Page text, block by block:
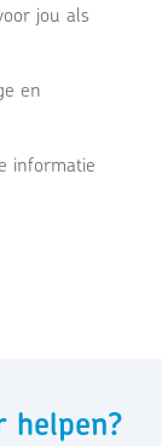
jou als
en
informatie
helpen?